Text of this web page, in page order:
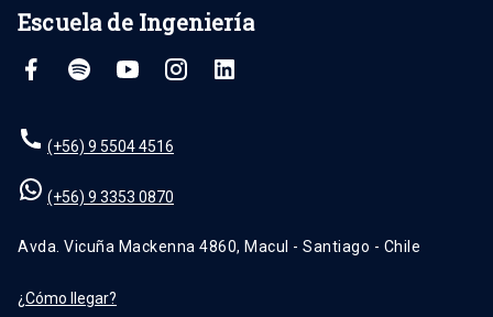
Escuela de Ingeniería
(+56) 9 5504 4516
(+56) 9 3353 0870
Avda. Vicuña Mackenna 4860, Macul - Santiago - Chile
¿Cómo llegar?